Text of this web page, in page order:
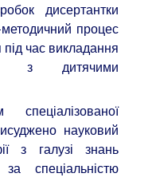
дисертантки
процес
час викладання
з дитячими
науковий
з галузі знань
спеціальністю